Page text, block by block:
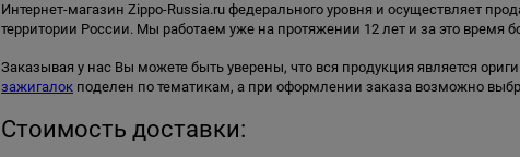
Интернет-магазин Zippo-Russia.ru федерального уровня и осуществляет
территории России. Мы работаем уже на протяжении 12 лет и за это время
Заказывая у нас Вы можете быть уверены, что вся продукция является
зажигалок поделен по тематикам, а при оформлении заказа возможно
Стоимость доставки: